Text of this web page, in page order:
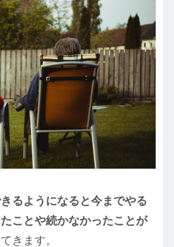
るようになると今までやる
ことや続かなかったことが
きます。